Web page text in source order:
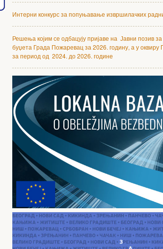
Интерни конкурс за попуњавање извршилачких
Решења којим се одбацују пријаве на Јавни позив
буџета Града Пожаревац за 2026. годину, а у
за период од 2024. до 2026. године